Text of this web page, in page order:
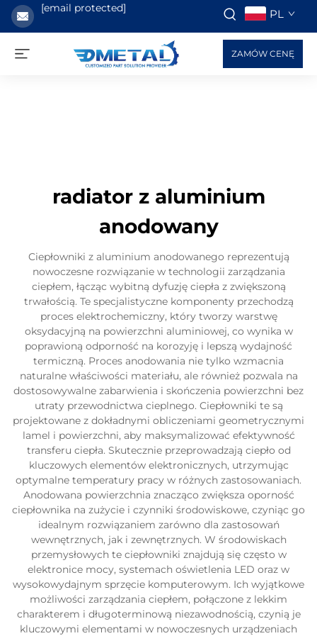
[email protected] PL
ZAMÓW CENĘ
radiator z aluminium
anodowany
Ciepłowniki z aluminium anodowanego reprezentują
nowoczesne rozwiązanie w technologii zarządzania
ciepłem, łącząc wybitną dyfuzję ciepła z zwiększoną
trwałością. Te specjalistyczne komponenty przechodzą
proces elektrochemiczny, który tworzy warstwę
oksydacyjną na powierzchni aluminiowej, co wynika w
poprawioną odporność na korozyję i lepszą wydajność
termiczną. Proces anodowania nie tylko wzmacnia
naturalne właściwości materiału, ale również pozwala na
dostosowywalne zabarwienia i skończenia powierzchni bez
utraty przewodnictwa cieplnego. Ciepłowniki te są
projektowane z dokładnymi obliczeniami geometrycznymi
lamel i powierzchni, aby maksymalizować efektywność
transferu ciepła. Skutecznie przeprowadzają ciepło od
kluczowych elementów elektronicznych, utrzymując
optymalne temperatury pracy w różnych zastosowaniach.
Anodowana powierzchnia znacząco zwiększa oporność
ciepłownika na zużycie i czynniki środowiskowe, czyniąc go
idealnym rozwiązaniem zarówno dla zastosowań
wewnętrznych, jak i zewnętrznych. W środowiskach
przemysłowych te ciepłowniki znajdują się często w
elektronice mocy, systemach oświetlenia LED oraz w
wysokowydajnym sprzęcie komputerowym. Ich wyjątkowe
możliwości zarządzania ciepłem, połączone z lekkim
charakterem i długoterminową niezawodnością, czynią je
kluczowymi elementami w nowoczesnych urządzeniach